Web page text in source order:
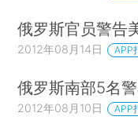
俄罗斯官员警告
2012年08月14日 APP
俄罗斯南部5名
2012年08月10日 APP